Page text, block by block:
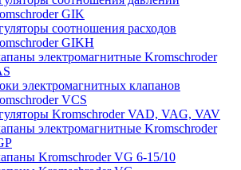
GIK
соотношения расходов
GIKH
электромагнитные Kromschroder
электромагнитных клапанов
VCS
Kromschroder VAD, VAG, VAV
электромагнитные Kromschroder
Kromschroder VG 6-15/10